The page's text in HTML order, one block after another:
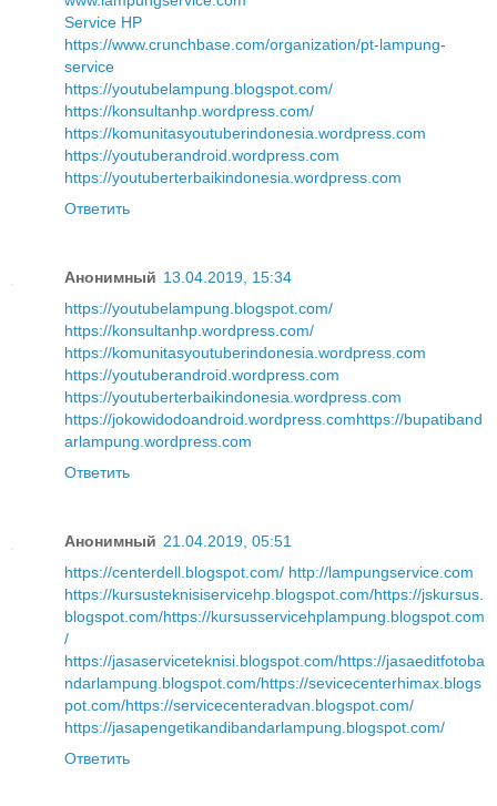
Service HP
https://www.crunchbase.com/organization/pt-lampung-
service
https://youtubelampung.blogspot.com/
https://konsultanhp.wordpress.com/
https://komunitasyoutuberindonesia.wordpress.com
https://youtuberandroid.wordpress.com
https://youtuberterbaikindonesia.wordpress.com
Ответить
Анонимный 13.04.2019, 15:34
https://youtubelampung.blogspot.com/
https://konsultanhp.wordpress.com/
https://komunitasyoutuberindonesia.wordpress.com
https://youtuberandroid.wordpress.com
https://youtuberterbaikindonesia.wordpress.com
https://jokowidodoandroid.wordpress.comhttps://bupatiband
arlampung.wordpress.com
Ответить
Анонимный 21.04.2019, 05:51
https://centerdell.blogspot.com/ http://lampungservice.com
https://kursusteknisiservicehp.blogspot.com/https://jskursus.
blogspot.com/https://kursusservicehplampung.blogspot.com
/
https://jasaserviceteknisi.blogspot.com/https://jasaeditfotoba
ndarlampung.blogspot.com/https://sevicecenterhimax.blogs
pot.com/https://servicecenteradvan.blogspot.com/
https://jasapengetikandibandarlampung.blogspot.com/
Ответить